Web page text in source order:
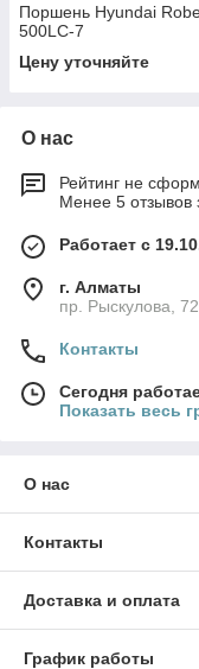
Поршень Hyundai
500LC-7
Цену уточняйте
О нас
Рейтинг не
Менее 5 отзывов
Работает с
г. Алматы
пр. Рыскулова,
Контакты
Сегодня
Показать весь
О нас
Контакты
Доставка и оплата
График работы